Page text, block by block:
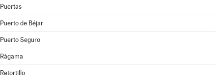
Puertas
Puerto de Béjar
Puerto Seguro
Rágama
Retortillo